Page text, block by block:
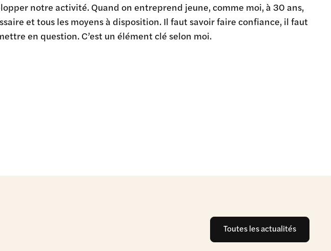
notre activité. Quand on entreprend jeune, comme moi, à 30 ans,
et tous les moyens à disposition. Il faut savoir faire confiance, il faut
en question. C’est un élément clé selon moi.
Toutes les actualités